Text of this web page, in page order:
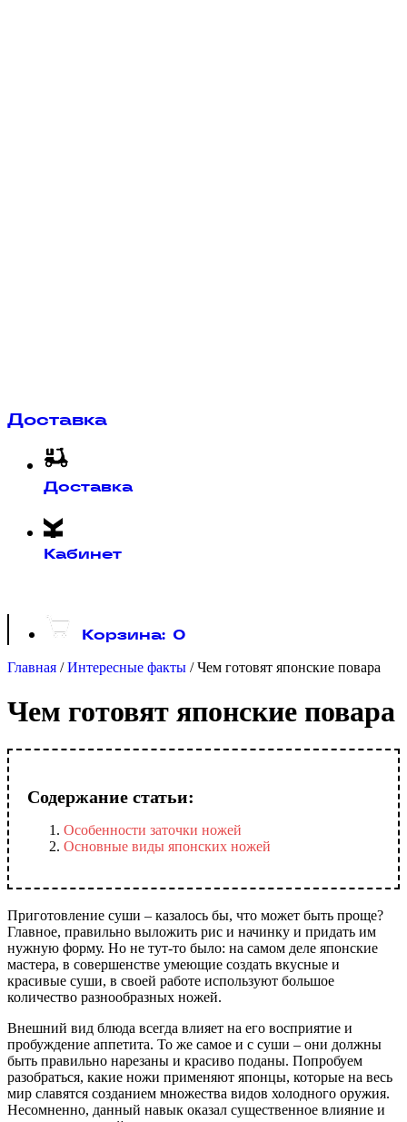
Доставка
Доставка
Кабинет
Корзина: 0
Главная / Интересные факты / Чем готовят японские повара
Чем готовят японские повара
Содержание статьи:
Особенности заточки ножей
Основные виды японских ножей
Приготовление суши – казалось бы, что может быть проще?
Главное, правильно выложить рис и начинку и придать им
нужную форму. Но не тут-то было: на самом деле японские
мастера, в совершенстве умеющие создать вкусные и
красивые суши, в своей работе используют большое
количество разнообразных ножей.
Внешний вид блюда всегда влияет на его восприятие и
пробуждение аппетита. То же самое и с суши – они должны
быть правильно нарезаны и красиво поданы. Попробуем
разобраться, какие ножи применяют японцы, которые на весь
мир славятся созданием множества видов холодного оружия.
Несомненно, данный навык оказал существенное влияние и